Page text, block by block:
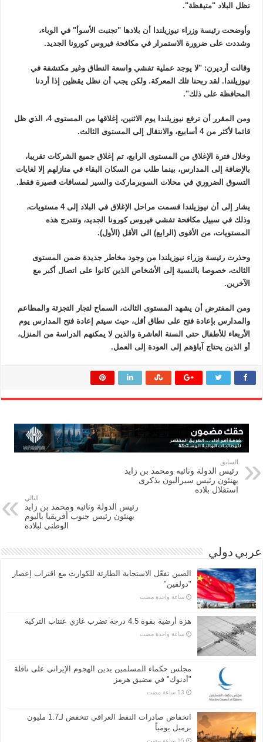
تظل البلاد "متيقظة".
وأوضحت رئيسة وزراء نيوزيلندا أن بلادها "تجنبت الأسوأ" في الوباء،
وشددت على ضرورة الاستمرار في مكافحة فيروس كورونا الجديد.
وقالت أرديرن: "لا يوجد عملية تفشي واسعة النطاق وغير مكتشفة في
نيوزيلندا. لقد ربحنا تلك المعركة. ولكن يجب أن نظل يقظين إذا أردنا
المحافظة على ذلك".
ومن المقرر أن ترفع نيوزيلندا يوم الاثنين، إغلاقها من المستوى 4، الذي ظل
قائما لأكثر من 4 أسابيع، والانتقال إلى المستوى الثالث.
وخلال فترة الإغلاق من المستوى الرابع، تم إغلاق جميع الشركات تقريبا،
بالإضافة إلى المدارس، بينما طلب من السكان البقاء في منازلهم إلا لغايات
التسوق الضروري في محلات السوبرماركت والسير لمسافات قصيرة فقط.
يشار إلى أن نيوزيلندا قسمت مراحل الإغلاق في البلاد إلى 4 مستويات،
وذلك في سبيل مكافحة تفشي فيروس كورونا الجديد، وتتدرج هذه
المستويات، من الأقوى (الرابع) الى الأقل (الأول).
وحذرت رئيسة وزراء نيوزيلندا من وجود مخاطر جديدة ضمن المستوى
الثالث، خصوصا بالنسبة إلى الأشخاص الذين كانوا على اتصال أكبر مع
الآخرين.
ومن المفترض أن يشهد المستوى الثالث، السماح لتجار التجزئة والمطاعم
والمدارس بإعادة فتح على نطاق أقل، حيث سيتم إعادة فتح المدارس يوم
الأربعاء للأطفال حتى السنة العاشرة والذين لا يمكنهم الدراسة من المنزل،
أو الذين يحتاج آباؤهم إلى العودة إلى العمل.
السابق
رئيس الدولة ونائبه ومحمد بن زايد
يهنئون رئيس سيراليون بذكرى
استقلال بلاده
التالي
رئيس الدولة ونائبه ومحمد بن زايد
يهنئون رئيس جنوب أفريقيا باليوم
الوطني لبلاده
عربي دولي
الصين تفعّل الاستجابة الطارئة للكوارث مع اقتراب إعصار
"دولفين"
‏ساعة واحدة مضت
هزة أرضية بقوة 4.5 درجة تضرب غازي عنتاب التركية
‏ساعة واحدة مضت
مجلس حكماء المسلمين يدين الهجوم الإيراني على ناقلة
"أدنوك" في مضيق هرمز
انخفاض صادرات النفط العراقي تنخفض لـ1.7 مليون
برميل يومياً